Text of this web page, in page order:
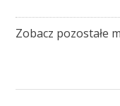
Zobacz pozostałe